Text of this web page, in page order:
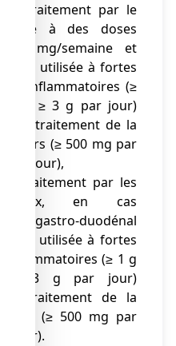
un traitement par le
utilisé à des doses
20 mg/semaine et
est utilisée à fortes
inflammatoires (≥
ou ≥ 3 g par jour)
le traitement de la
(≥ 500 mg par
par jour),
traitement par les
oraux, en cas
gastro-duodénal
est utilisée à fortes
inflammatoires (≥ 1 g
≥ 3 g par jour)
le traitement de la
(≥ 500 mg par
jour).